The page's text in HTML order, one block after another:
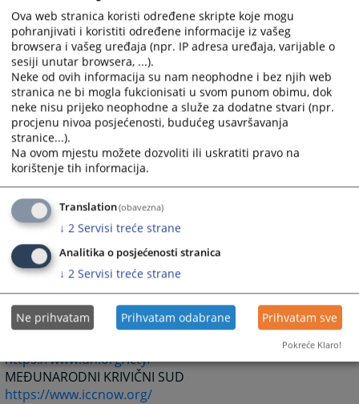
MEĐUNARODNI KRIVIČNI SUD
https://www.iccnow.org/
EVROPSKO PRAVO I INSTITUCIJE
EVROPSKA UNIJA
https://europa.eu.int/
EVROPSKI SUD
https://curia.eu.int/en/
EVROPSKI OMBUDSMAN
https://www.euro-ombudsman.eu.int
SAVET EVROPE U STRAZBURU
https://www.coe.int
EVROPSKI SUD ZA LJUDSKA PRAVA
https://www.echr.coe.int
MEĐUNARODNE ORGANIZACIJE I SUDOVI
UJEDINJENE NACIJE
https://www.un.org/
MEĐUNARODNI SUD PRAVDE
https://www.icj-cij.org/
https://www.un.org/icty/
MEĐUNARODNI KRIVIČNI SUD
https://www.iccnow.org/
Ova web stranica koristi određene skripte koje mogu
pohranjivati i koristiti određene informacije iz vašeg
browsera i vašeg uređaja (npr. IP adresa uređaja, varijable o
sesiji unutar browsera, ...).
Neke od ovih informacija su nam neophodne i bez njih web
stranica ne bi mogla fukcionisati u svom punom obimu, dok
neke nisu prijeko neophodne a služe za dodatne stvari (npr.
procjenu nivoa posjećenosti, budućeg usavršavanja
stranice...).
Na ovom mjestu možete dozvoliti ili uskratiti pravo na
korištenje tih informacija.
Translation(obavezna)
↓ 2 Servisi treće strane
Analitika o posjećenosti stranica
↓ 2 Servisi treće strane
Ne prihvatam Prihvatam odabrane Prihvatam sve
Pokreće Klaro!